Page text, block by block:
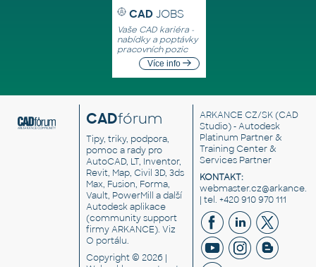
CAD JOBS
Vaše CAD kariéra -
nabídky a poptávky
pracovních pozic
Více info
CADfórum
Tipy, triky, podpora,
pomoc a rady pro
AutoCAD, LT, Inventor,
Revit, Map, Civil 3D, 3ds
Max, Fusion, Forma,
Vault, PowerMill a další
Autodesk aplikace
(community support
firmy ARKANCE). Viz
O portálu.
Copyright © 2026 |
ARKANCE CZ/SK(CAD
Studio) - Autodesk
Platinum Partner &
Training Center &
Services Partner
KONTAKT:
| tel. +420 910 970 111